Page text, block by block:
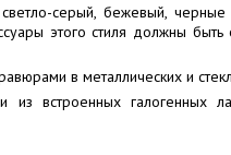
серый, бежевый,
этого стиля должны быть
в металлических и
встроенных галогенных